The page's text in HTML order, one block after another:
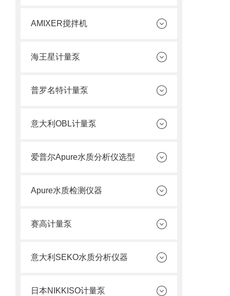
AMIXER搅拌机
海王星计量泵
普罗名特计量泵
意大利OBL计量泵
爱普尔Apure水质分析仪选型
Apure水质检测仪器
赛高计量泵
意大利SEKO水质分析仪器
日本NIKKISO计量泵